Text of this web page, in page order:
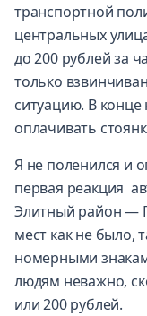
транспортной
центральных
до 200 рублей за
только
ситуацию. В конце
оплачивать
Я не поленился и
первая реакция
Элитный район —
мест как не было,
номерными
людям неважно,
или 200 рублей.